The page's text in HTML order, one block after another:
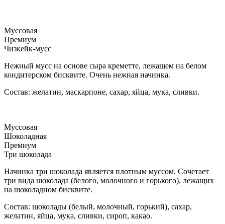
Муссовая
Премиум
Чизкейк-мусс
Нежный мусс на основе сыра креметте, лежащем на белом
кондитерском бисквите. Очень нежная начинка.
Состав: желатин, маскарпоне, сахар, яйца, мука, сливки.
Муссовая
Шоколадная
Премиум
Три шоколада
Начинка три шоколада является плотным муссом. Сочетает
три вида шоколада (белого, молочного и горького), лежащих
на шоколадном бисквите.
Состав: шоколады (белый, молочный, горький), сахар,
желатин, яйца, мука, сливки, сироп, какао.